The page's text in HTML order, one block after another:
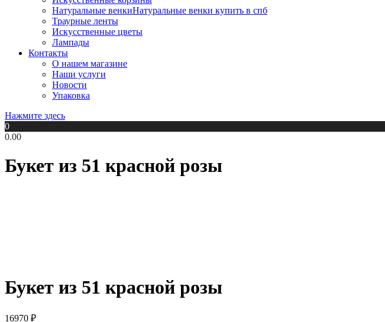
Натуральные венкиНатуральные венки купить в спб
Траурные ленты
Искусственные цветы
Лампады
Контакты
О нашем магазине
Наши услуги
Новости
Упаковка
Нажмите здесь
0
0.00
Букет из 51 красной розы
Букет из 51 красной розы
16970 ₽